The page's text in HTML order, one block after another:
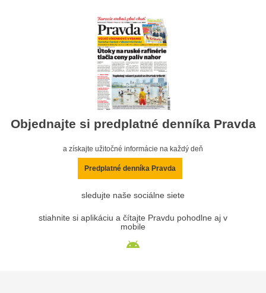
Objednajte si predplatné denníka Pravda
a získajte užitočné informácie na každý deň
Predplatné denníka Pravda
sledujte naše sociálne siete
stiahnite si aplikáciu a čítajte Pravdu pohodlne aj v
mobile